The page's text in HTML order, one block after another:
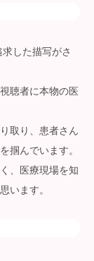
した描写がさ
聴者に本物の医
取り、患者さん
掴んでいます。
、医療現場を知
います。